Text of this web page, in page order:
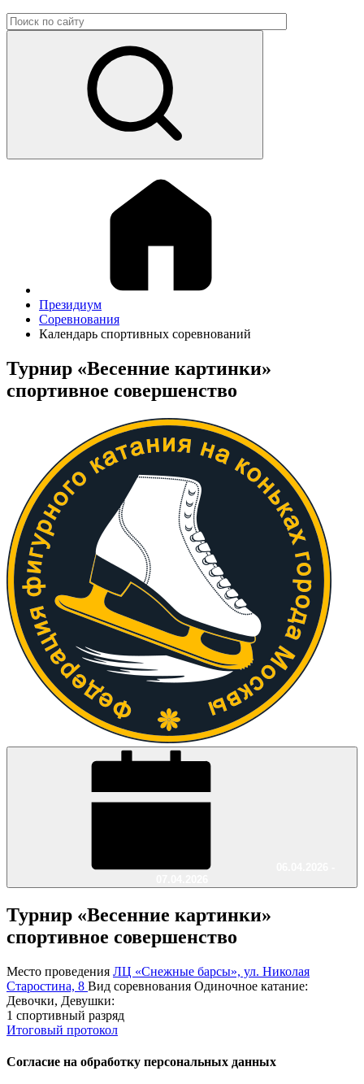
Президиум
Соревнования
Календарь спортивных соревнований
Турнир «Весенние картинки»
спортивное совершенство
Турнир «Весенние картинки»
спортивное совершенство
Место проведения ЛЦ «Снежные барсы», ул. Николая
Старостина, 8 Вид соревнования Одиночное катание:
Девочки, Девушки:
1 спортивный разряд
Итоговый протокол
Согласие на обработку персональных данных